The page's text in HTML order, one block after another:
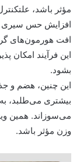
مؤثر باشد،
افزایش حس سیری
افت هورمون‌های
این فرآیند امکان
بشود.
این چنین، هضم و
بیشتری می‌طلبد،
می‌سوزاند. همین
وزن مؤثر باشد.